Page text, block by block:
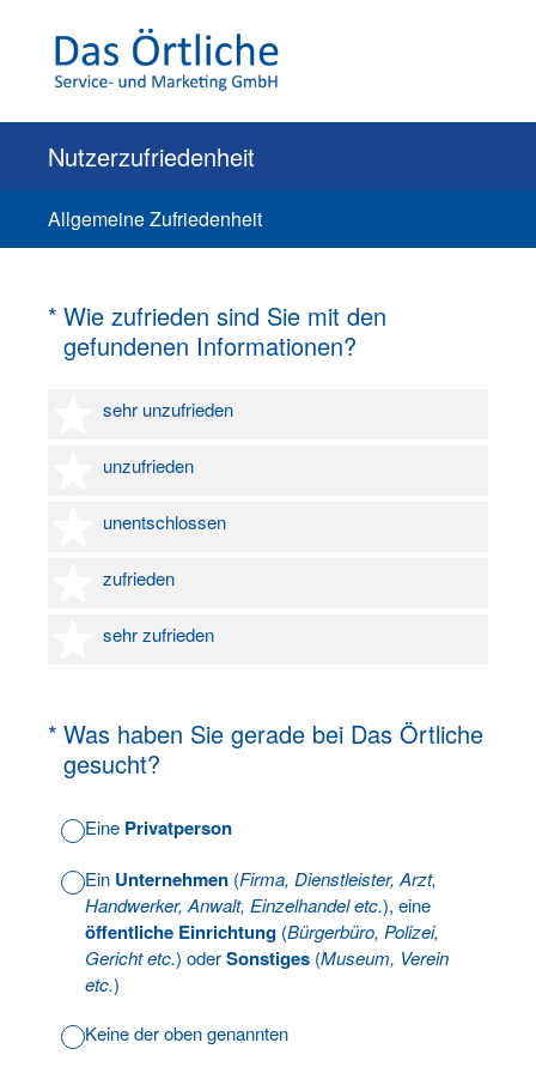
Nutzerzufriedenheit
Allgemeine Zufriedenheit
* Wie zufrieden sind Sie mit den
gefundenen Informationen?
(Erforderlich.)
sehr unzufrieden
1 Stern
unzufrieden
2 Sterne
unentschlossen
3 Sterne
zufrieden
4 Sterne
sehr zufrieden
5 Sterne
* Was haben Sie gerade bei Das Örtliche
gesucht?
(Erforderlich.)
Eine Privatperson
Ein Unternehmen (Firma, Dienstleister, Arzt,
Handwerker, Anwalt, Einzelhandel etc.), eine
öffentliche Einrichtung (Bürgerbüro, Polizei,
Gericht etc.) oderSonstiges (Museum, Verein
etc.)
Keine der oben genannten